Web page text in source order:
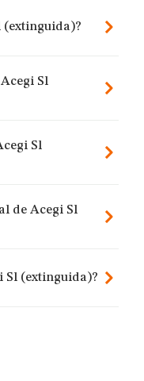
(extinguida)?
Sl
Sl
de Acegi Sl
Sl (extinguida)?